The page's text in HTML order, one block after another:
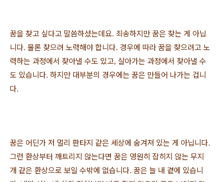
꿈을 찾고 싶다고 말씀하셨는데요. 죄송하지만 꿈은 찾는 게 아닙
니다. 물론 찾으려 노력해야 합니다. 경우에 따라 꿈을 찾으려고 노
력하는 과정에서 찾아낼 수도 있고, 살아가는 과정에서 찾아낼 수
도 있습니다. 하지만 대부분의 경우에는 꿈은 만들어 나가는 겁니
다.
꿈은 어딘가 저 멀리 판타지 같은 세상에 숨겨져 있는 게 아닙니다.
그런 환상부터 깨트리지 않는다면 꿈은 영원히 잡히지 않는 무지
개 같은 환상으로 보일 수밖에 없습니다. 꿈은 늘 내 곁에 있습니